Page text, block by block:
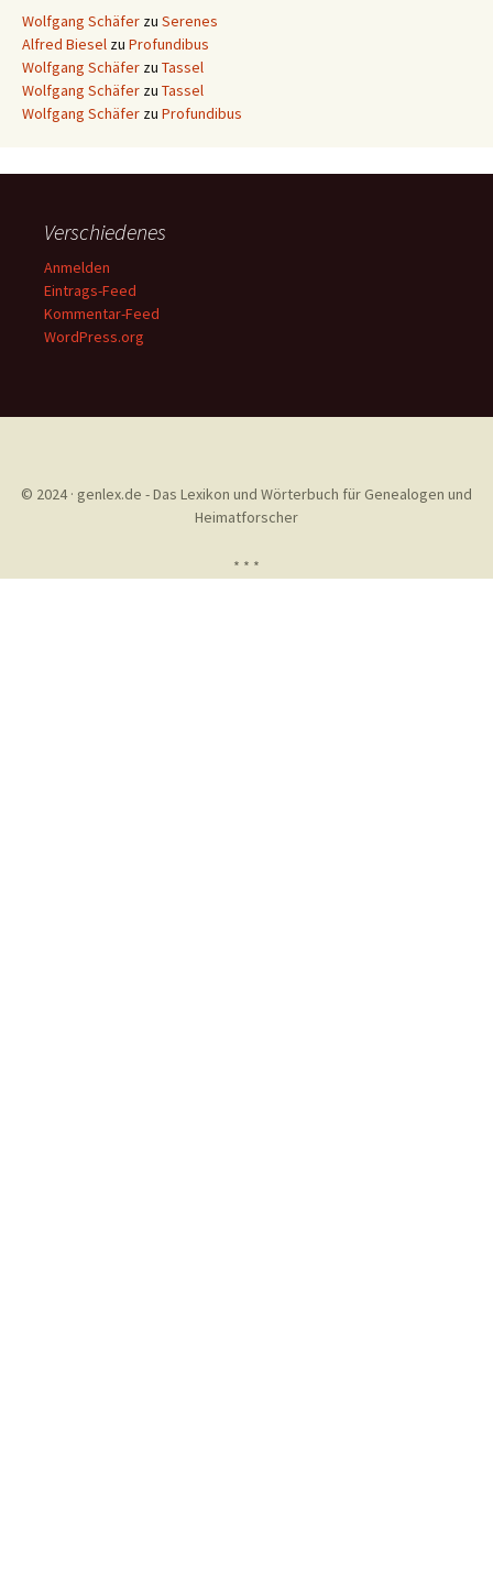
Wolfgang Schäfer zu Serenes
Alfred Biesel zu Profundibus
Wolfgang Schäfer zu Tassel
Wolfgang Schäfer zu Tassel
Wolfgang Schäfer zu Profundibus
Verschiedenes
Anmelden
Eintrags-Feed
Kommentar-Feed
WordPress.org
© 2024 · genlex.de - Das Lexikon und Wörterbuch für Genealogen und
Heimatforscher
* * *